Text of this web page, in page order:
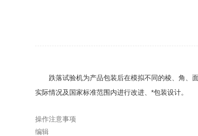
跌落试验机为产品包装后在模拟不同的棱、角、面
实际情况及国家标准范围内进行改进、*包装设计。
操作注意事项
编辑